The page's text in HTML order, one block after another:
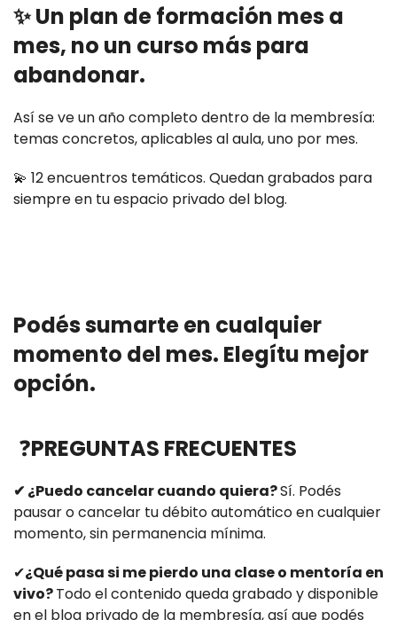
✨ Un plan de formación mes a
mes, no un curso más para
abandonar.
Así se ve un año completo dentro de la membresía:
temas concretos, aplicables al aula, uno por mes.
💫 12 encuentros temáticos. Quedan grabados para
siempre en tu espacio privado del blog.
Podés sumarte en cualquier
momento del mes. Elegítu mejor
opción.
❓PREGUNTAS FRECUENTES
✔ ¿Puedo cancelar cuando quiera?Sí. Podés
pausar o cancelar tu débito automático en cualquier
momento, sin permanencia mínima.
✔¿Qué pasa si me pierdo una clase o mentoría en
vivo?Todo el contenido queda grabado y disponible
en el blog privado de la membresía, así que podés